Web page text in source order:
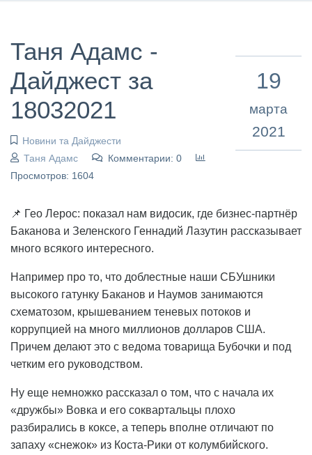
Таня Адамс -
Дайджест за
18032021
Новини та Дайджести
Таня Адамс
Комментарии: 0
Просмотров: 1604
19
марта
2021
📌 Гео Лерос: показал нам видосик, где бизнес-партнёр
Баканова и Зеленского Геннадий Лазутин рассказывает
много всякого интересного.
Например про то, что доблестные наши СБУшники
высокого гатунку Баканов и Наумов занимаются
схематозом, крышеванием теневых потоков и
коррупцией на много миллионов долларов США.
Причем делают это с ведома товарища Бубочки и под
четким его руководством.
Ну еще немножко рассказал о том, что с начала их
«дружбы» Вовка и его соквартальцы плохо
разбирались в коксе, а теперь вполне отличают по
запаху «снежок» из Коста-Рики от колумбийского.